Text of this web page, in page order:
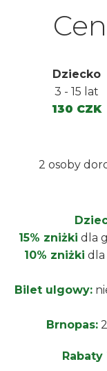
Dziecko
3 - 15 lat
130 CZK
2 osoby
15% zniżki dla
10% zniżki dla
Bilet ulgowy:
Brnopas: